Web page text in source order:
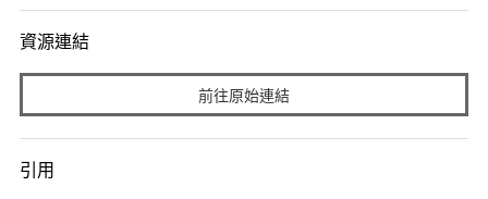
資源連結
前往原始連結
引用